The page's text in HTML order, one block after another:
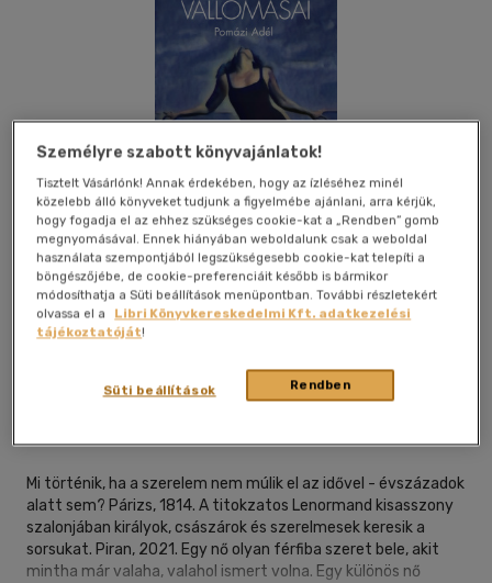
Kívánságlistához adom
Mi történik, ha a szerelem nem múlik el az idővel - évszázadok
alatt sem? Párizs, 1814. A titokzatos Lenormand kisasszony
szalonjában királyok, császárok és szerelmesek keresik a
sorsukat. Piran, 2021. Egy nő olyan férfiba szeret bele, akit
mintha már valaha, valahol ismert volna. Egy különös nő
Személyre szabott könyvajánlatok!
Tisztelt Vásárlónk! Annak érdekében, hogy az ízléséhez minél
közelebb álló könyveket tudjunk a figyelmébe ajánlani, arra kérjük,
hogy fogadja el az ehhez szükséges cookie-kat a „Rendben” gomb
megnyomásával. Ennek hiányában weboldalunk csak a weboldal
használata szempontjából legszükségesebb cookie-kat telepíti a
böngészőjébe, de cookie-preferenciáit később is bármikor
módosíthatja a Süti beállítások menüpontban. További részletekért
olvassa el a
Libri Könyvkereskedelmi Kft. adatkezelési
tájékoztatóját!
Rendben
Süti beállítások